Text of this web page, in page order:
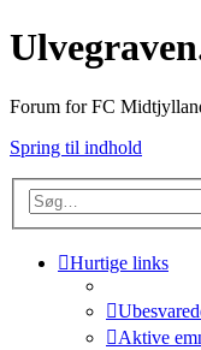
Forum for FC
Spring til indhold
Hurtige links
Aktive